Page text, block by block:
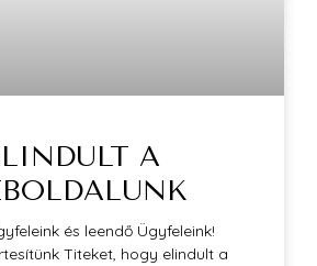
A
és leendő Ügyfeleink!
Titeket, hogy elindult a